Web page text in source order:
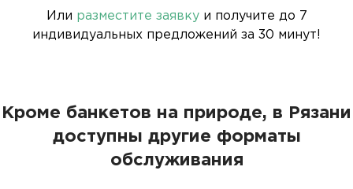
Или разместите заявкуи получите до 7
индивидуальных предложений за 30 минут!
Кроме банкетов на природе, в Рязани
доступны другие форматы
обслуживания